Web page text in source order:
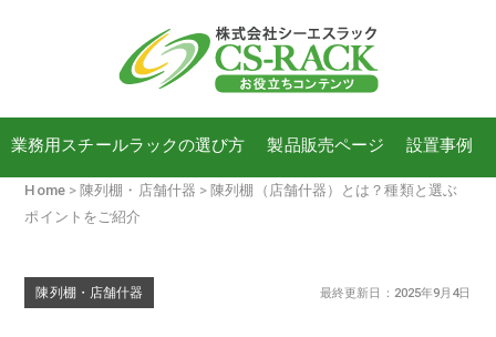
業務用スチールラックの選び方 製品販売ページ 設置事例
Home 陳列棚・店舗什器
陳列棚（店舗什器）とは？種類と選ぶ
ポイントをご紹介
陳列棚・店舗什器 最終更新日：2025年9月4日